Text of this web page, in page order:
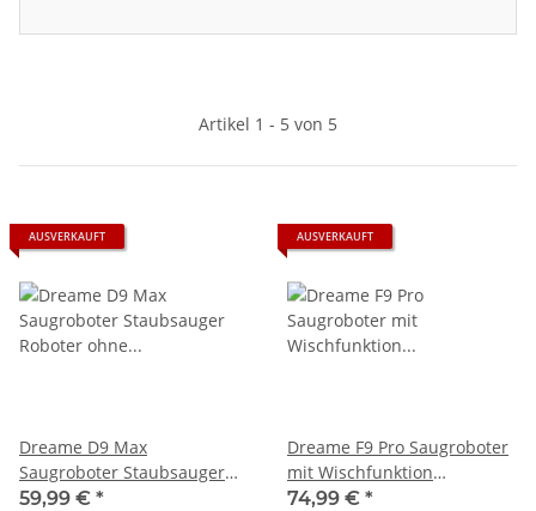
Artikel 1 - 5 von 5
AUSVERKAUFT
Dreame D9 Max
Saugroboter Staubsauger
Roboter ohne Wischer -
59,99 € *
AUSVERKAUFT
Dreame F9 Pro Saugroboter
mit Wischfunktion
Staubsaugerroboter Weiß
74,99 € *